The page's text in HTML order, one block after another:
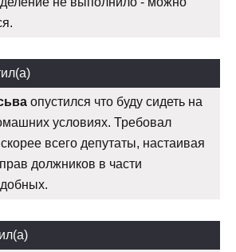
опустился что буду сидеть на
условиях. Требовал
всего депутаты, настаивая
должников в части